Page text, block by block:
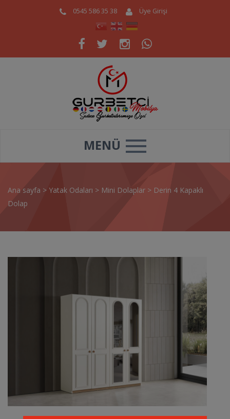
0545 586 35 38 Üye Girişi
MENÜ
Ana sayfa > Yatak Odaları > Mini Dolaplar > Derin 4 Kapaklı
Dolap